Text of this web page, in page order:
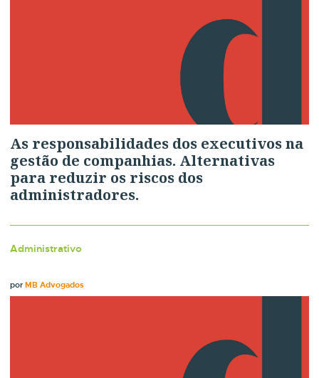
As responsabilidades dos executivos na
gestão de companhias. Alternativas
para reduzir os riscos dos
administradores.
Administrativo
porMB Advogados